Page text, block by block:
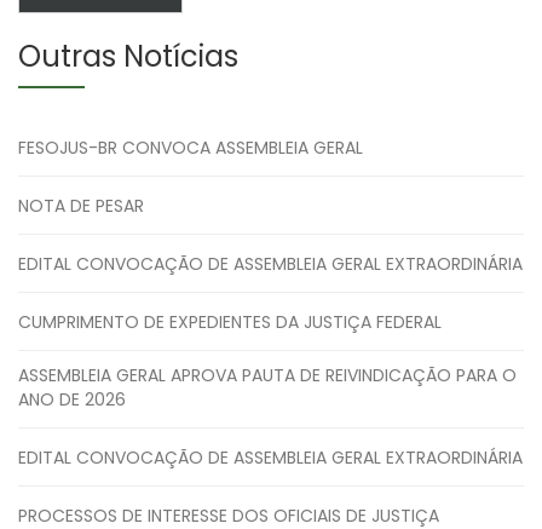
Outras Notícias
FESOJUS-BR CONVOCA ASSEMBLEIA GERAL
NOTA DE PESAR
EDITAL CONVOCAÇÃO DE ASSEMBLEIA GERAL EXTRAORDINÁRIA
CUMPRIMENTO DE EXPEDIENTES DA JUSTIÇA FEDERAL
ASSEMBLEIA GERAL APROVA PAUTA DE REIVINDICAÇÃO PARA O
ANO DE 2026
EDITAL CONVOCAÇÃO DE ASSEMBLEIA GERAL EXTRAORDINÁRIA
PROCESSOS DE INTERESSE DOS OFICIAIS DE JUSTIÇA